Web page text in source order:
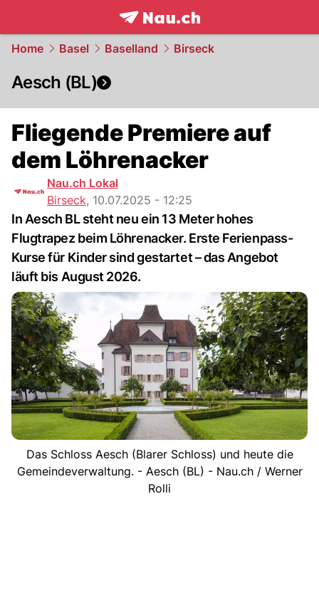
frontpage.NAU.ch
Home Basel Baselland Birseck
Aesch (BL)
Fliegende Premiere auf
dem Löhrenacker
Nau.ch Lokal
Birseck, 10.07.2025 - 12:25
In Aesch BL steht neu ein 13 Meter hohes
Flugtrapez beim Löhrenacker. Erste Ferienpass-
Kurse für Kinder sind gestartet – das Angebot
läuft bis August 2026.
Das Schloss Aesch (Blarer Schloss) und heute die
Gemeindeverwaltung. - Aesch (BL) - Nau.ch / Werner
Rolli